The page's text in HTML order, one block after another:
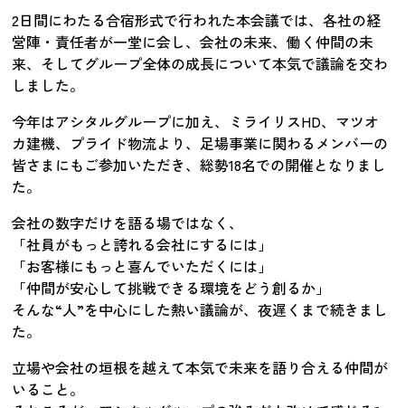
2日間にわたる合宿形式で行われた本会議では、各社の経
営陣・責任者が一堂に会し、会社の未来、働く仲間の未
来、そしてグループ全体の成長について本気で議論を交わ
しました。
今年はアシタルグループに加え、ミライリスHD、マツオ
カ建機、プライド物流より、足場事業に関わるメンバーの
皆さまにもご参加いただき、総勢18名での開催となりまし
た。
会社の数字だけを語る場ではなく、
「社員がもっと誇れる会社にするには」
「お客様にもっと喜んでいただくには」
「仲間が安心して挑戦できる環境をどう創るか」
そんな“人”を中心にした熱い議論が、夜遅くまで続きまし
た。
立場や会社の垣根を越えて本気で未来を語り合える仲間が
いること。